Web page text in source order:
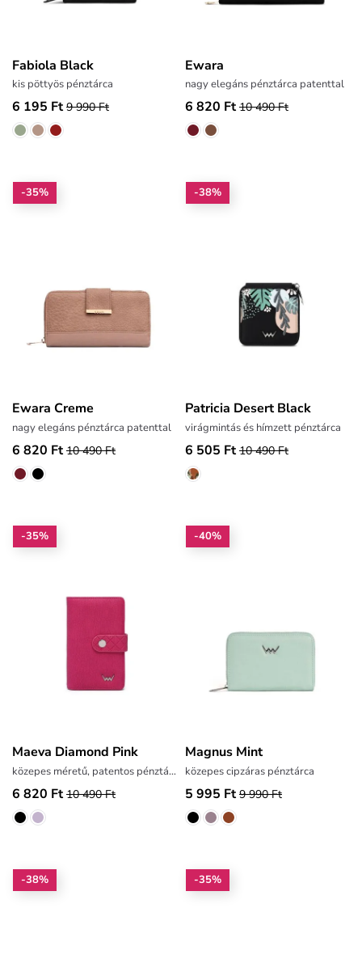
Fabiola Black
kis pöttyös pénztárca
6 195 Ft 9 990 Ft
Ewara
nagy elegáns pénztárca patenttal
6 820 Ft 10 490 Ft
-35%
Ewara Creme
nagy elegáns pénztárca patenttal
6 820 Ft 10 490 Ft
-38%
Patricia Desert Black
virágmintás és hímzett pénztárca
6 505 Ft 10 490 Ft
-35%
Maeva Diamond Pink
közepes méretű, patentos pénztárca
6 820 Ft 10 490 Ft
-40%
Magnus Mint
közepes cipzáras pénztárca
5 995 Ft 9 990 Ft
-38% -35%